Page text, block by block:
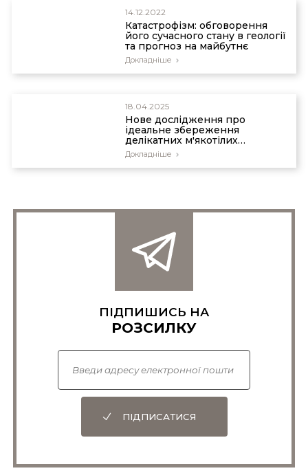
14.12.2022
Катастрофізм: обговорення
його сучасного стану в геології
та прогноз на майбутнє
Докладніше
18.04.2025
Нове дослідження про
ідеальне збереження
делікатних м'якотілих
організмів
Докладніше
ПІДПИШИСЬ НА
РОЗСИЛКУ
ПІДПИСАТИСЯ